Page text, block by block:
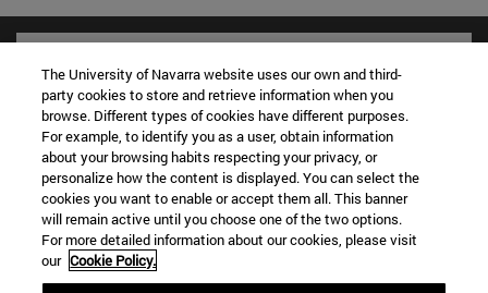
Accesos directos
The University of Navarra website uses our own and third-
party cookies to store and retrieve information when you
browse. Different types of cookies have different purposes.
For example, to identify you as a user, obtain information
about your browsing habits respecting your privacy, or
personalize how the content is displayed. You can select the
cookies you want to enable or accept them all. This banner
will remain active until you choose one of the two options.
For more detailed information about our cookies, please visit
our Cookie Policy.